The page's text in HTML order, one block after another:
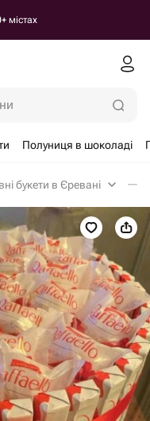
містах
Полуниця в шоколаді
букети в Єревані